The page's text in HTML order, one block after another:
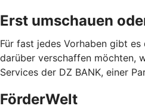
Erst umschauen
Für fast jedes Vorhaben gibt
darüber verschaffen möchten,
Services der DZ BANK, einer
FörderWelt